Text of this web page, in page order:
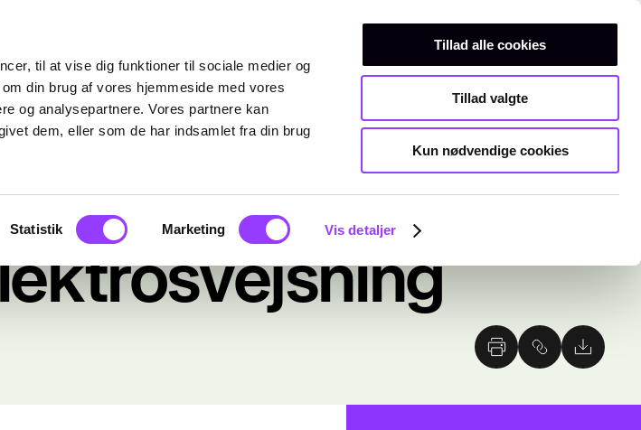
til at vise dig funktioner til sociale medier og
din brug af vores hjemmeside med vores
og analysepartnere. Vores partnere kan
dem, eller som de har indsamlet fra din brug
Statistik Marketing Vis detaljer
Tillad alle cookies
Tillad valgte
Kun nødvendige cookies
Teknisk gymnasiumKurser